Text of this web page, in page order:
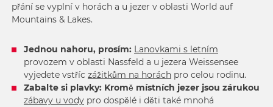
přání se vyplní v horách a u jezer v oblasti World auf
Mountains & Lakes.
Jednou nahoru, prosím: Lanovkami s letním
provozem v oblasti Nassfeld a u jezera Weissensee
vyjedete vstříc zážitkům na horách pro celou rodinu.
Zabalte si plavky: Kromě místních jezer jsou zárukou
zábavy u vody pro dospělé i děti také mnohá